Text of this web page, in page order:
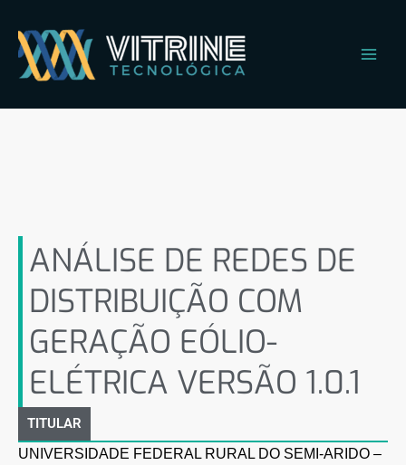
para
conteúdo
ANÁLISE DE REDES DE
DISTRIBUIÇÃO COM
GERAÇÃO EÓLIO-
ELÉTRICA VERSÃO 1.0.1
TITULAR
UNIVERSIDADE FEDERAL RURAL DO SEMI-ARIDO –